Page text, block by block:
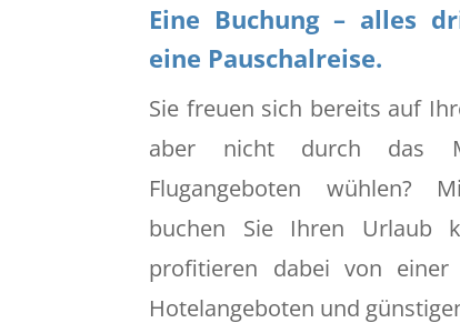
Eine Buchung – alles
eine Pauschalreise.
Sie freuen sich bereits auf
aber nicht durch das
Flugangeboten wühlen?
buchen Sie Ihren Urlaub
profitieren dabei von einer
Hotelangeboten und